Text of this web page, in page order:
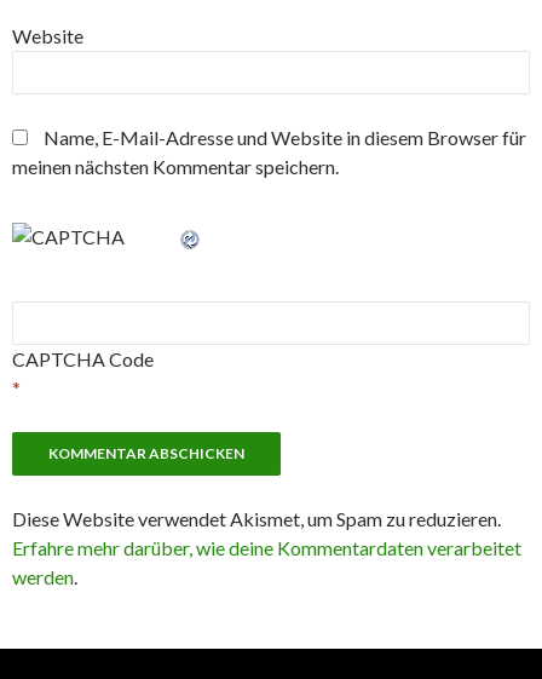
Website
Name, E-Mail-Adresse und Website in diesem Browser für
meinen nächsten Kommentar speichern.
CAPTCHA Code
*
Diese Website verwendet Akismet, um Spam zu reduzieren.
Erfahre mehr darüber, wie deine Kommentardaten verarbeitet
werden.